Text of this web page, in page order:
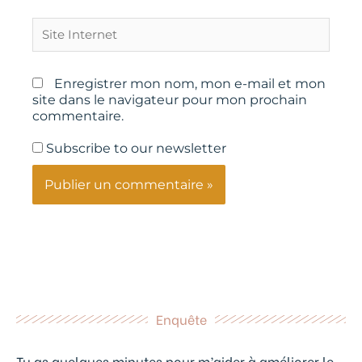
Internet
Enregistrer mon nom, mon e-mail et mon
site dans le navigateur pour mon prochain
commentaire.
Subscribe to our newsletter
Enquête